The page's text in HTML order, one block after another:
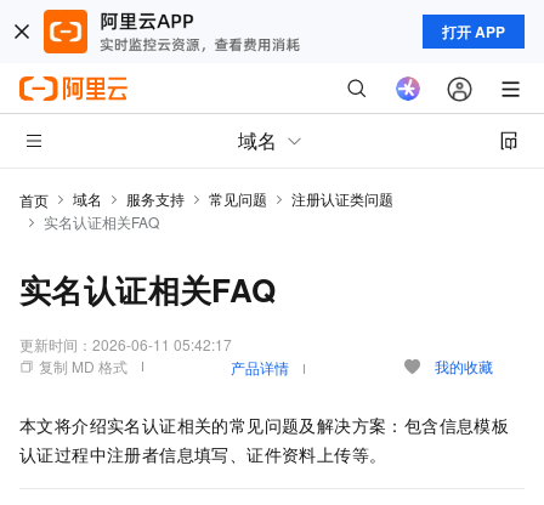
打开 APP
域名
首页 域名 服务支持 常见问题
注册认证类问题
实名认证相关FAQ
实名认证相关FAQ
更新时间： 2026-06-11 05:42:17
复制 MD 格式
产品详情 我的收藏
本文将介绍实名认证相关的常见问题及解决方案：包含信息模板
认证过程中注册者信息填写、证件资料上传等。